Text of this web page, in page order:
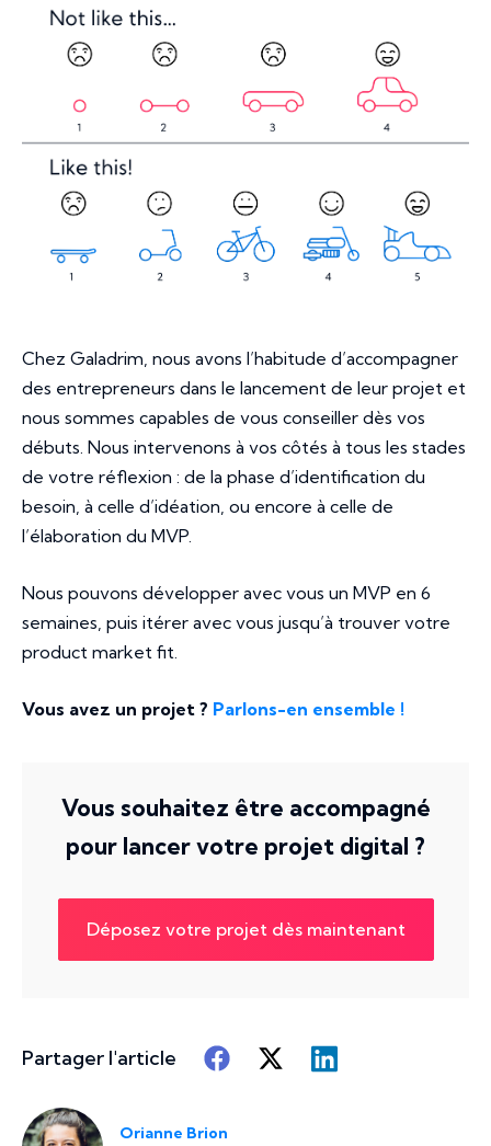
Chez Galadrim, nous avons l’habitude d’accompagner
des entrepreneurs dans le lancement de leur projet et
nous sommes capables de vous conseiller dès vos
débuts. Nous intervenons à vos côtés à tous les stades
de votre réflexion : de la phase d’identification du
besoin, à celle d’idéation, ou encore à celle de
l’élaboration du MVP.
Nous pouvons développer avec vous un MVP en 6
semaines, puis itérer avec vous jusqu’à trouver votre
product market fit.
Vous avez un projet ? Parlons-en ensemble !
Vous souhaitez être accompagné
pour lancer votre projet digital ?
Déposez votre projet dès maintenant
Partager l'article
Orianne Brion